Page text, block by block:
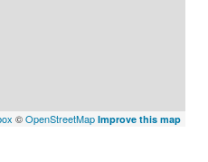
©OpenStreetMap Improve this map